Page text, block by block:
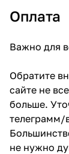
Оплата
Важно для
Обратите
сайте не
больше.
телеграмм/
не нужно